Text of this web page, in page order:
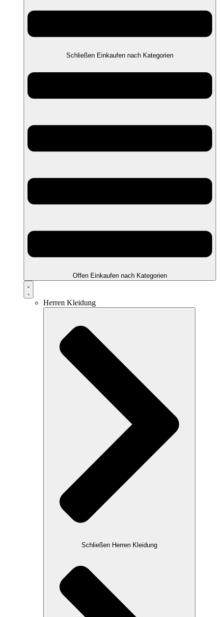
Schließen Einkaufen nach Kategorien
Offen Einkaufen nach Kategorien
Herren Kleidung
Schließen Herren Kleidung